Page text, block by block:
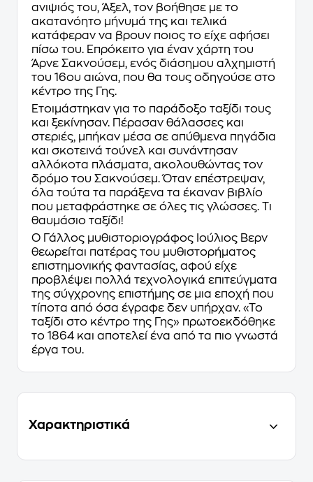
ανιψιός του, Άξελ, τον βοήθησε με το
ακατανόητο μήνυμά της και τελικά
κατάφεραν να βρουν ποιος το είχε αφήσει
πίσω του. Επρόκειτο για έναν χάρτη του
Άρνε Σακνούσεμ, ενός διάσημου αλχημιστή
του 16ου αιώνα, που θα τους οδηγούσε στο
κέντρο της Γης.
Ετοιμάστηκαν για το παράδοξο ταξίδι τους
και ξεκίνησαν. Πέρασαν θάλασσες και
στεριές, μπήκαν μέσα σε απύθμενα πηγάδια
και σκοτεινά τούνελ και συνάντησαν
αλλόκοτα πλάσματα, ακολουθώντας τον
δρόμο του Σακνούσεμ. Όταν επέστρεψαν,
όλα τούτα τα παράξενα τα έκαναν βιβλίο
που μεταφράστηκε σε όλες τις γλώσσες. Τι
θαυμάσιο ταξίδι!
Ο Γάλλος μυθιστοριογράφος Ιούλιος Βερν
θεωρείται πατέρας του μυθιστορήματος
επιστημονικής φαντασίας, αφού είχε
προβλέψει πολλά τεχνολογικά επιτεύγματα
της σύγχρονης επιστήμης σε μια εποχή που
τίποτα από όσα έγραφε δεν υπήρχαν. «Το
ταξίδι στο κέντρο της Γης» πρωτοεκδόθηκε
το 1864 και αποτελεί ένα από τα πιο γνωστά
έργα του.
Χαρακτηριστικά